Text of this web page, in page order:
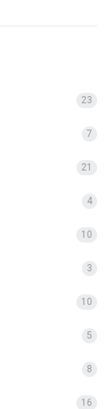
23
7
21
4
10
3
10
5
8
16